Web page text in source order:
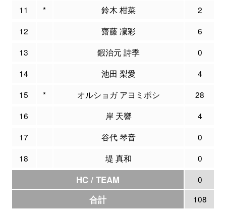
11 * 鈴木 柑菜 2
12
齋藤 凜彩 6
13
鍜治元 詩季 0
14
池田 梨愛 4
15
* オルショガ アヨミポシ 28
16
岸 天響 4
17
谷代 琴音 0
18
堤 真和 0
HC / TEAM 0
合計 108